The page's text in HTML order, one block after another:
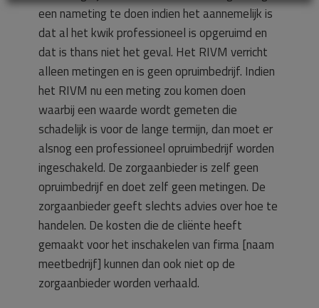
een nameting te doen indien het aannemelijk is
dat al het kwik professioneel is opgeruimd en
dat is thans niet het geval. Het RIVM verricht
alleen metingen en is geen opruimbedrijf. Indien
het RIVM nu een meting zou komen doen
waarbij een waarde wordt gemeten die
schadelijk is voor de lange termijn, dan moet er
alsnog een professioneel opruimbedrijf worden
ingeschakeld. De zorgaanbieder is zelf geen
opruimbedrijf en doet zelf geen metingen. De
zorgaanbieder geeft slechts advies over hoe te
handelen. De kosten die de cliënte heeft
gemaakt voor het inschakelen van firma [naam
meetbedrijf] kunnen dan ook niet op de
zorgaanbieder worden verhaald.